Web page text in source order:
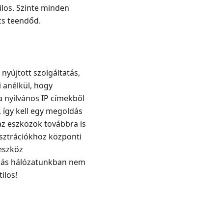
Szinte minden
teendőd.
szolgáltatás,
anélkül, hogy
nyilvános IP címekből
kell egy megoldás
eszközök továbbra is
központi
hálózatunkban nem